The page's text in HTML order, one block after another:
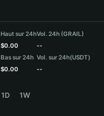
Haut sur 24h
$0.00
Bas sur 24h
$0.00
Vol. 24h (GRAIL)
--
Vol. sur 24h(USDT)
--
1D 1W